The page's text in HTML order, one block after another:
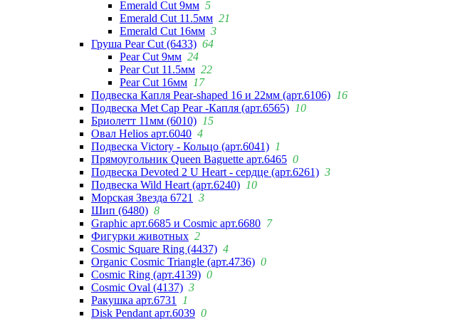
Emerald Cut 9мм 5
Emerald Cut 11.5мм 21
Emerald Cut 16мм 3
Груша Pear Cut (6433) 64
Pear Cut 9мм 24
Pear Cut 11.5мм 22
Pear Cut 16мм 17
Подвеска Капля Pear-shaped 16 и 22мм (арт.6106) 16
Подвеска Met Cap Pear -Капля (арт.6565) 10
Бриолетт 11мм (6010) 15
Овал Helios арт.6040 4
Подвеска Victory - Кольцо (арт.6041) 1
Прямоугольник Queen Baguette арт.6465 0
Подвеска Devoted 2 U Heart - сердце (арт.6261) 3
Подвеска Wild Heart (арт.6240) 10
Морская Звезда 6721
3
Шип (6480) 8
Graphic арт.6685 и Cosmic арт.6680 7
Фигурки животных 2
Cosmic Square Ring (4437) 4
Organic Cosmic Triangle (арт.4736) 0
Cosmic Ring (арт.4139) 0
Cosmic Oval (4137) 3
Ракушка арт.6731
1
Disk Pendant арт.6039 0